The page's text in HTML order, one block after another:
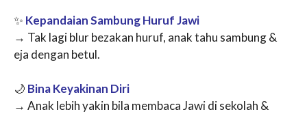
✨ Kepandaian Sambung Huruf Jawi
→ Tak lagi blur bezakan huruf, anak tahu sambung &
eja dengan betul.
🌙 Bina Keyakinan Diri
→ Anak lebih yakin bila membaca Jawi di sekolah &